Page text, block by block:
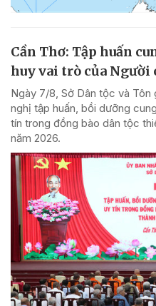
Cần Thơ: Tập huấn
huy vai trò của Người
Ngày 7/8, Sở Dân tộc và
nghị tập huấn, bồi dưỡng
tín trong đồng bào dân tộc
năm 2026.